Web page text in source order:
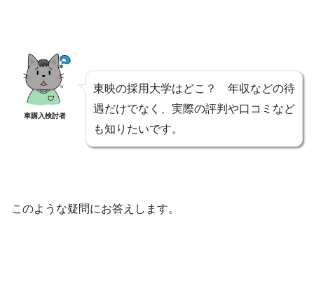
車購入検討者
東映の採用大学はどこ？ 年収などの待
遇だけでなく、実際の評判や口コミなど
も知りたいです。
このような疑問にお答えします。